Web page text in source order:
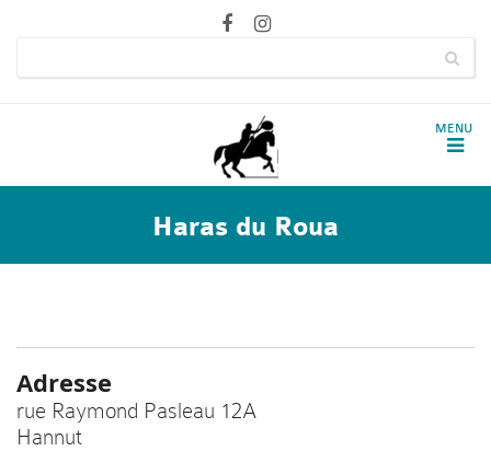
Haras du Roua
Adresse
rue Raymond Pasleau 12A
Hannut